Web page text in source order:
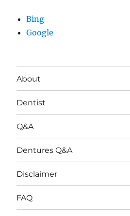
Bing
Google
About
Dentist
Q&A
Dentures Q&A
Disclaimer
FAQ